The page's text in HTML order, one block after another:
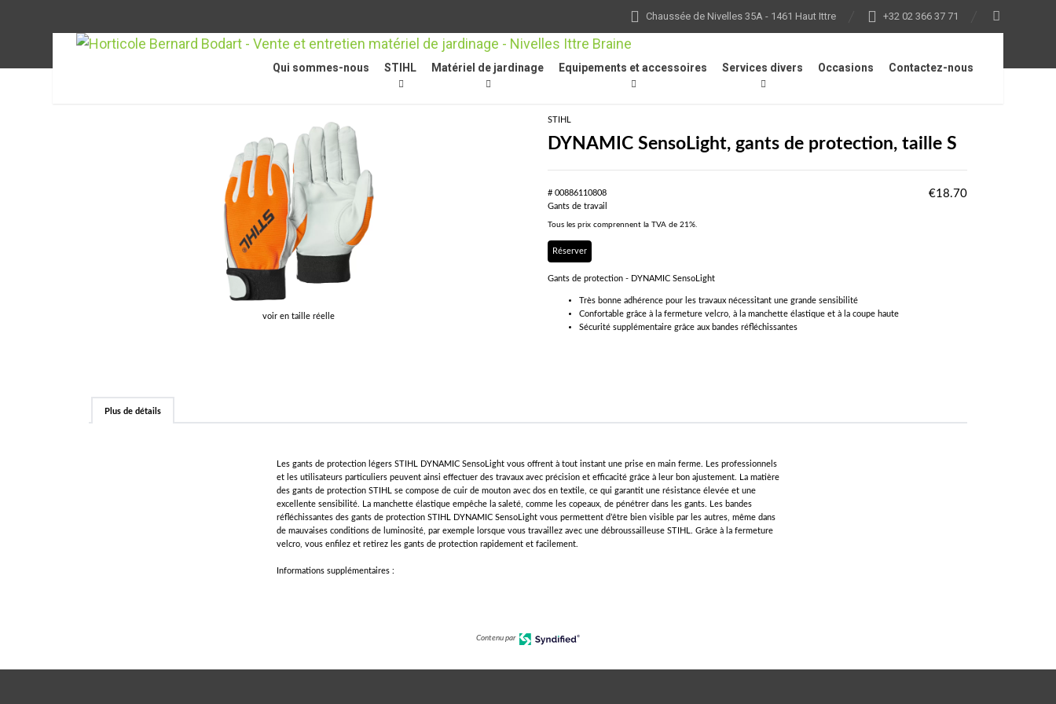
Chaussée de Nivelles 35A - 1461 Haut Ittre +32 02 366 37 71
Qui sommes-nous STIHL Matériel de jardinage Equipements et accessoires Services divers Occasions
Contactez-nous
Équipements de protection individuelle Gants de travail
voir en taille réelle
STIHL
DYNAMIC SensoLight, gants de protection, taille S
# 00886110808
Gants de travail
€18.70
Tous les prix comprennent la TVA de 21%.
Réserver
Gants de protection - DYNAMIC SensoLight
Très bonne adhérence pour les travaux nécessitant une grande sensibilité
Confortable grâce à la fermeture velcro, à la manchette élastique et à la coupe haute
Sécurité supplémentaire grâce aux bandes réfléchissantes
Plus de détails
Les gants de protection légers STIHL DYNAMIC SensoLight vous offrent à tout instant une prise en main ferme. Les professionnels
et les utilisateurs particuliers peuvent ainsi effectuer des travaux avec précision et efficacité grâce à leur bon ajustement. La matière
des gants de protection STIHL se compose de cuir de mouton avec dos en textile, ce qui garantit une résistance élevée et une
excellente sensibilité. La manchette élastique empêche la saleté, comme les copeaux, de pénétrer dans les gants. Les bandes
réfléchissantes des gants de protection STIHL DYNAMIC SensoLight vous permettent d’être bien visible par les autres, même dans
de mauvaises conditions de luminosité, par exemple lorsque vous travaillez avec une débroussailleuse STIHL. Grâce à la fermeture
velcro, vous enfilez et retirez les gants de protection rapidement et facilement.
Informations supplémentaires :
Contenu par